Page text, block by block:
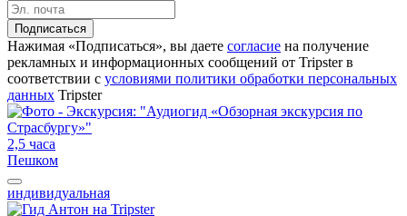
Подписаться
Нажимая «Подписаться», вы даете согласие на получение
рекламных и информационных сообщений от Tripster в
соответствии c условиями политики обработки персональных
данных Tripster
2,5 часа
Пешком
индивидуальная